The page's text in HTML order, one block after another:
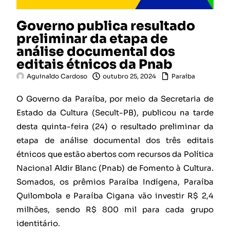
Governo publica resultado
preliminar da etapa de
análise documental dos
editais étnicos da Pnab
Aguinaldo Cardoso outubro 25, 2024 Paraíba
O Governo da Paraíba, por meio da Secretaria de
Estado da Cultura (Secult-PB), publicou na tarde
desta quinta-feira (24) o resultado preliminar da
etapa de análise documental dos três editais
étnicos que estão abertos com recursos da Política
Nacional Aldir Blanc (Pnab) de Fomento à Cultura.
Somados, os prêmios Paraíba Indígena, Paraíba
Quilombola e Paraíba Cigana vão investir R$ 2,4
milhões, sendo R$ 800 mil para cada grupo
identitário.